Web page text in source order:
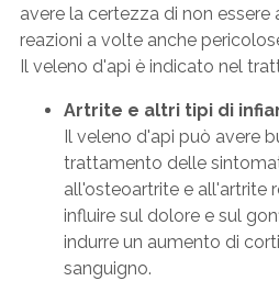
avere la certezza di non essere
reazioni a volte anche
Il veleno d'api è indicato nel
Artrite e altri tipi di
Il veleno d'api può avere
trattamento delle
all'osteoartrite e all'artrite
influire sul dolore e sul
indurre un aumento di
sanguigno.